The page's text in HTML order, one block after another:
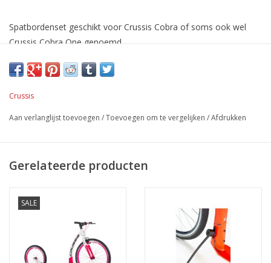
Spatbordenset geschikt voor Crussis Cobra of soms ook wel
Crussis Cobra One genoemd.
Maat: voorspatbord 26 inch en achterspatbord 20 inch.
Eenvoudig zelf te monteren.
Kleur: zwart
Crussis
Aan verlanglijst toevoegen /Toevoegen om te vergelijken /Afdrukken
Gerelateerde producten
SALE